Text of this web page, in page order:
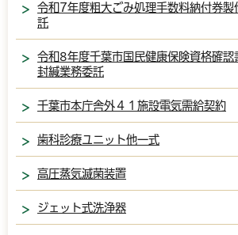
令和7年度粗大ごみ処理手数料納付券製
託
令和8年度千葉市国民健康保険資格確認
封緘業務委託
千葉市本庁舎外４１施設電気需給契約
歯科診療ユニット他一式
高圧蒸気滅菌装置
ジェット式洗浄器